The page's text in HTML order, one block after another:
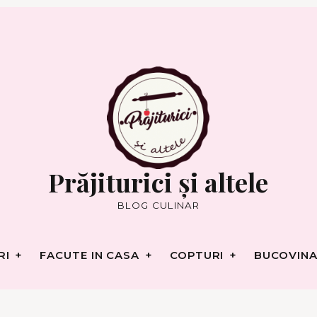
Prăjiturici și altele
BLOG CULINAR
FACUTE IN CASA COPTURI